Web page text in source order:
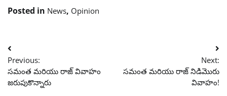
Posted in News, Opinion
Post
navigation
Previous:
సమంత మరియు రాజ్ వివాహం
జరుపుకొన్నారు
Next:
సమంత మరియు రాజ్ నిడిమొరు
వివాహం!